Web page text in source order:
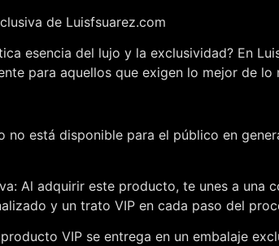
de Luisfsuarez.com
esencia del lujo y la exclusividad? En
para aquellos que exigen lo mejor de lo
no está disponible para el público en
Al adquirir este producto, te unes a una
y un trato VIP en cada paso del
VIP se entrega en un embalaje